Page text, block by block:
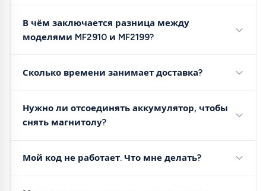
В чём заключается разница между
моделями MF2910 и MF2199?
Сколько времени занимает доставка?
Нужно ли отсоединять аккумулятор, чтобы
снять магнитолу?
Мой код не работает. Что мне делать?